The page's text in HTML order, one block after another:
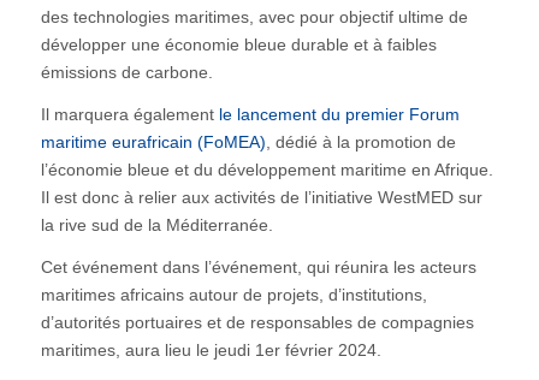
des technologies maritimes, avec pour objectif ultime de
développer une économie bleue durable et à faibles
émissions de carbone.
Il marquera également le lancement du premier Forum
maritime eurafricain (FoMEA) , dédié à la promotion de
l’économie bleue et du développement maritime en Afrique.
Il est donc à relier aux activités de l’initiative WestMED sur
la rive sud de la Méditerranée.
Cet événement dans l’événement, qui réunira les acteurs
maritimes africains autour de projets, d’institutions,
d’autorités portuaires et de responsables de compagnies
maritimes, aura lieu le jeudi 1er février 2024.